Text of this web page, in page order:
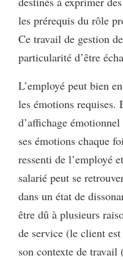
les prérequis du rôle
Ce travail de gestion
particularité d’être
L’employé peut bien
les émotions requises.
d’affichage
ses émotions chaque
ressenti de l’employé
salarié peut se
dans un état de
être dû à plusieurs
de service (le client
son contexte de travail